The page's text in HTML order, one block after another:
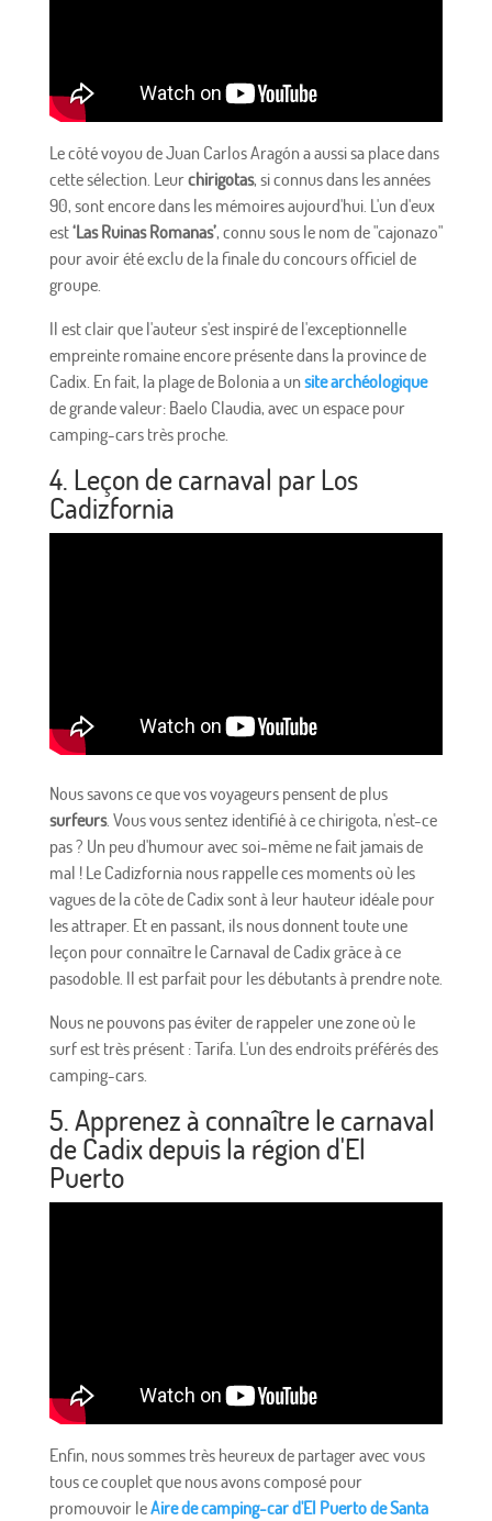
Le côté voyou de Juan Carlos Aragón a aussi sa place dans
cette sélection. Leurchirigotas, si connus dans les années
90, sont encore dans les mémoires aujourd'hui. L'un d'eux
est‘Las Ruinas Romanas’, connu sous le nom de "cajonazo"
pour avoir été exclu de la finale du concours officiel de
groupe.
Il est clair que l'auteur s'est inspiré de l'exceptionnelle
empreinte romaine encore présente dans la province de
Cadix. En fait, la plage de Bolonia a unsite archéologique
de grande valeur: Baelo Claudia, avec un espace pour
camping-cars très proche.
4. Leçon de carnaval par Los
Cadizfornia
Nous savons ce que vos voyageurs pensent de plus
surfeurs. Vous vous sentez identifié à ce chirigota, n'est-ce
pas ? Un peu d'humour avec soi-même ne fait jamais de
mal ! Le Cadizfornia nous rappelle ces moments où les
vagues de la côte de Cadix sont à leur hauteur idéale pour
les attraper. Et en passant, ils nous donnent toute une
leçon pour connaître le Carnaval de Cadix grâce à ce
pasodoble. Il est parfait pour les débutants à prendre note.
Nous ne pouvons pas éviter de rappeler une zone où le
surf est très présent : Tarifa. L'un des endroits préférés des
camping-cars.
5. Apprenez à connaître le carnaval
de Cadix depuis la région d'El
Puerto
Enfin, nous sommes très heureux de partager avec vous
tous ce couplet que nous avons composé pour
promouvoir leAire de camping-car d'El Puerto de Santa